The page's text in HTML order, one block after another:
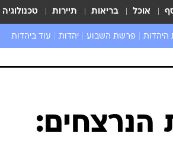
אוכל בריאות תיירות טכנולוגיה
פרשת השבוע יהדות עוד ביהדות
הנרצחים: